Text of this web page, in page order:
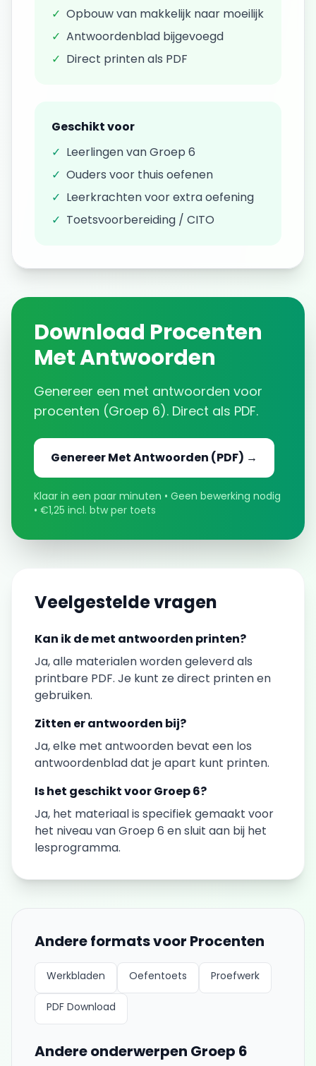
✓ Opbouw van makkelijk naar moeilijk
✓ Antwoordenblad bijgevoegd
✓ Direct printen als PDF
Geschikt voor
✓ Leerlingen vanGroep 6
✓ Ouders voor thuis oefenen
✓ Leerkrachten voor extra oefening
✓ Toetsvoorbereiding / CITO
Download Procenten
Met Antwoorden
Genereer een met antwoorden voor
procenten (Groep 6). Direct als PDF.
GenereerMet Antwoorden (PDF) →
Klaar in een paar minuten • Geen bewerking nodig
• €1,25 incl. btw per toets
Veelgestelde vragen
Kan ik demet antwoorden printen?
Ja, alle materialen worden geleverd als
printbare PDF. Je kunt ze direct printen en
gebruiken.
Zitten er antwoorden bij?
Ja, elke met antwoorden bevat een los
antwoordenblad dat je apart kunt printen.
Is het geschikt voorGroep 6?
Ja, het materiaal is specifiek gemaakt voor
het niveau vanGroep 6 en sluit aan bij het
lesprogramma.
Andere formats voor Procenten
Werkbladen Oefentoets Proefwerk
PDF Download
Andere onderwerpen Groep 6